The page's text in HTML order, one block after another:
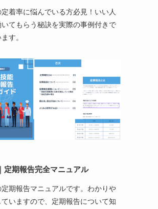
着率に悩んでいる方必見！いい人
てもらう秘訣を実際の事例付きで
す。
定期報告完全マニュアル
期報告マニュアルです。わかりや
いますので、定期報告について知